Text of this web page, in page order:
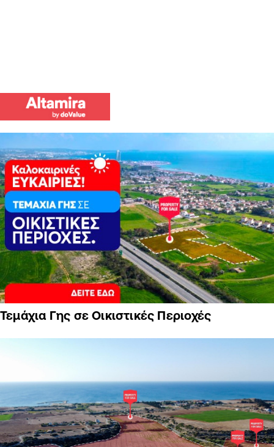
Τεμάχια Γης σε Οικιστικές Περιοχές